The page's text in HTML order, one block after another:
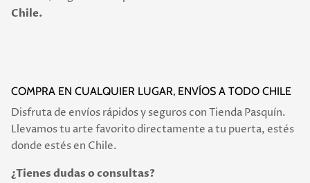
Chile.
COMPRA EN CUALQUIER LUGAR, ENVÍOS A TODO CHILE
Disfruta de envíos rápidos y seguros con Tienda Pasquín.
Llevamos tu arte favorito directamente a tu puerta, estés
donde estés en Chile.
¿Tienes dudas o consultas?